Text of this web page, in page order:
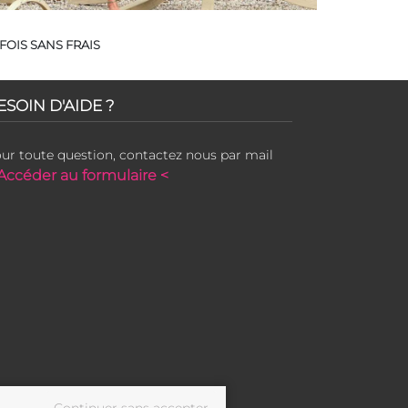
SANS FRAIS
D'AIDE ?
toute question, contactez nous par mail
au formulaire <